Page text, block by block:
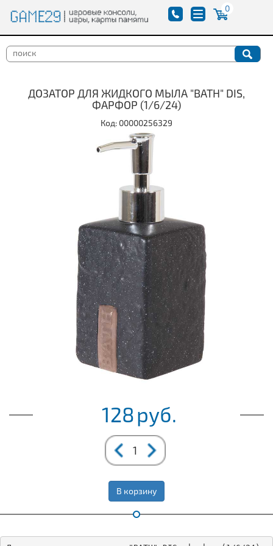
0
ДОЗАТОР ДЛЯ ЖИДКОГО МЫЛА "BATH" DIS,
ФАРФОР (1/6/24)
Код: 00000256329
128руб.
В корзину